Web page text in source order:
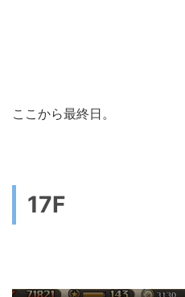
ここから最終日。
17F